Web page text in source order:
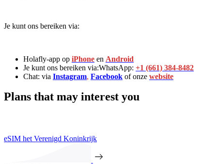
Je kunt ons bereiken via:
Holafly-app op iPhone en Android
Je kunt ons bereiken via:WhatsApp: +1 (661) 384-8482
Chat: via Instagram, Facebook of onze website
Plans that may interest you
eSIM het Verenigd Koninkrijk